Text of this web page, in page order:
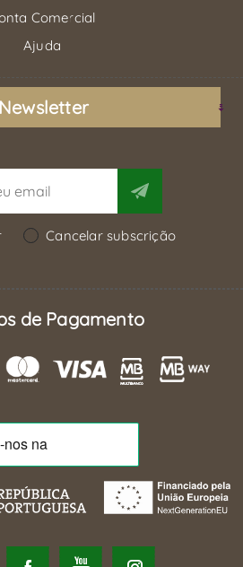
Comercial
Ajuda
Newsletter
Cancelar subscrição
de Pagamento